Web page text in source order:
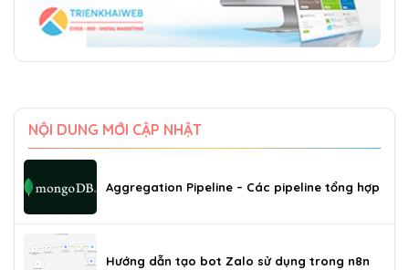
NỘI DUNG MỚI CẬP NHẬT
Aggregation Pipeline – Các pipeline tổng hợp
Hướng dẫn tạo bot Zalo sử dụng trong n8n